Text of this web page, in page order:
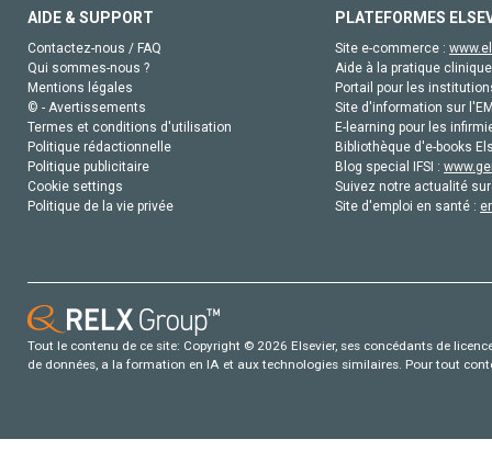
AIDE & SUPPORT
Contactez-nous / FAQ
Qui sommes-nous ?
Mentions légales
© - Avertissements
Termes et conditions d'utilisation
Politique rédactionnelle
Politique publicitaire
Cookie settings
Politique de la vie privée
PLATEFORMES
Site e-commerce :
Aide à la pratique
Portail pour les
Site d'information sur
E-learning pour les
Bibliothèque d'e-books
Blog special IFSI :
Suivez notre actualité
Site d'emploi en santé :
Tout le contenu de ce site: Copyright © 2026 Elsevier, ses concédants de
de données, a la formation en IA et aux technologies similaires. Pour tout